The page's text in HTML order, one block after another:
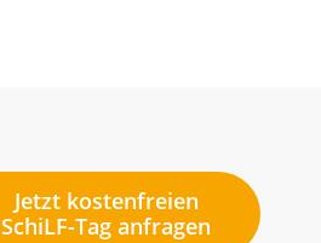
Jetzt kostenfreien
SchiLF-Tag anfragen